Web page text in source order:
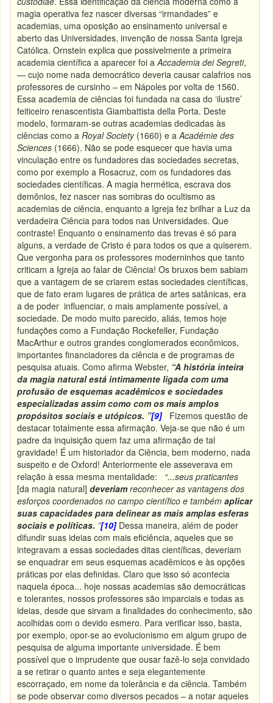
magia operativa fez nascer diversas “irmandades” e
academias, uma oposição ao ensinamento universal e
aberto das Universidades, invenção de nossa Santa Igreja
Católica. Ornstein explica que possivelmente a primeira
academia científica a aparecer foi aAccademia dei Segreti,
— cujo nome nada democrático deveria causar calafrios nos
professores de cursinho – em Nápoles por volta de 1560.
Essa academia de ciências foi fundada na casa do ‘ilustre’
feiticeiro renascentista Giambattista della Porta. Deste
modelo, formaram-se outras academias dedicadas às
ciências como aRoyal Society(1660) e aAcadémie des
Sciences (1666). Não se pode esquecer que havia uma
vinculação entre os fundadores das sociedades secretas,
como por exemplo a Rosacruz, com os fundadores das
sociedades científicas. A magia hermética, escrava dos
demônios, fez nascer nas sombras do ocultismo as
academias de ciência, enquanto a Igreja fez brilhar a Luz da
verdadeira Ciência para todos nas Universidades. Que
contraste! Enquanto o ensinamento das trevas é só para
alguns, a verdade de Cristo é para todos os que a quiserem.
Que vergonha para os professores moderninhos que tanto
criticam a Igreja ao falar de Ciência! Os bruxos bem sabiam
que a vantagem de se criarem estas sociedades científicas,
que de fato eram lugares de prática de artes satânicas, era
a de poder influenciar, o mais amplamente possível, a
sociedade. De modo muito parecido, aliás, temos hoje
fundações como a Fundação Rockefeller, Fundação
MacArthur e outros grandes conglomerados econômicos,
importantes financiadores da ciência e de programas de
pesquisa atuais. Como afirma Webster, “A história inteira
da magia natural está intimamente ligada com uma
profusão de esquemas acadêmicos e sociedades
especializadas assim como com os mais amplos
propósitos sociais e utópicos. ”[9]Fizemos questão de
destacar totalmente essa afirmação. Veja-se que não é um
padre da inquisição quem faz uma afirmação de tal
gravidade! É um historiador da Ciência, bem moderno, nada
suspeito e de Oxford! Anteriormente ele asseverava em
relação à essa mesma mentalidade: “...seus praticantes
[da magia natural] deveriamreconhecer as vantagens dos
esforços coordenados no campo científico e tambémaplicar
suas capacidades para delinear as mais amplas esferas
sociais e políticas. ”[10]Dessa maneira, além de poder
difundir suas ideias com mais eficiência, aqueles que se
integravam a essas sociedades ditas científicas, deveriam
se enquadrar em seus esquemas acadêmicos e às opções
práticas por elas definidas. Claro que isso só acontecia
naquela época... hoje nossas academias são democráticas
e tolerantes, nossos professores são imparciais e todas as
ideias, desde que sirvam a finalidades do conhecimento, são
acolhidas com o devido esmero. Para verificar isso, basta,
por exemplo, opor-se ao evolucionismo em algum grupo de
pesquisa de alguma importante universidade. É bem
possível que o imprudente que ousar fazê-lo seja convidado
a se retirar o quanto antes e seja elegantemente
escorraçado, em nome da tolerância e da ciência. Também
se pode observar como diversos pecados – a notar aqueles